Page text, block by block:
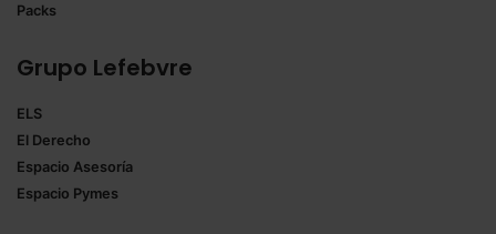
Packs
Grupo Lefebvre
ELS
El Derecho
Espacio Asesoría
Espacio Pymes